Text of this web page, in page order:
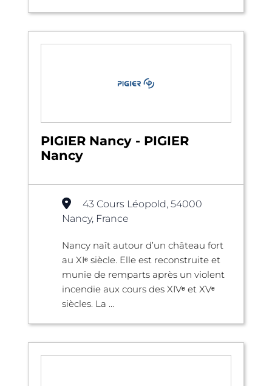
PIGIER Nancy - PIGIER
Nancy
43 Cours Léopold, 54000
Nancy, France
Nancy naît autour d’un château fort
au XIᵉ siècle. Elle est reconstruite et
munie de remparts après un violent
incendie aux cours des XIVᵉ et XVᵉ
siècles. La ...